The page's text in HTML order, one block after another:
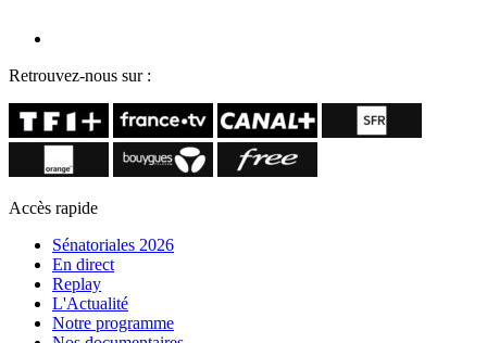
Retrouvez-nous sur :
Accès rapide
Sénatoriales 2026
En direct
Replay
L'Actualité
Notre programme